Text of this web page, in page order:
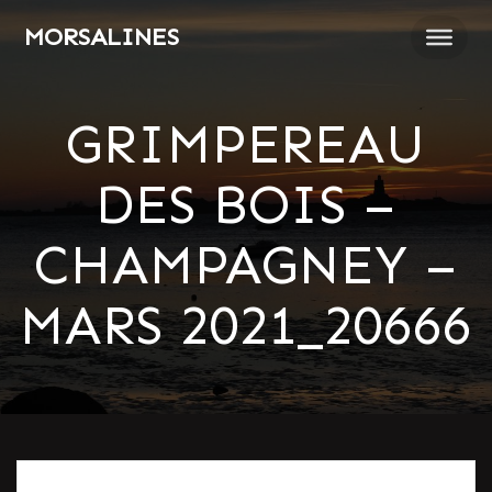
Passer
au
MORSALINES
GRIMPEREAU
DES BOIS –
CHAMPAGNEY –
MARS 2021_20666